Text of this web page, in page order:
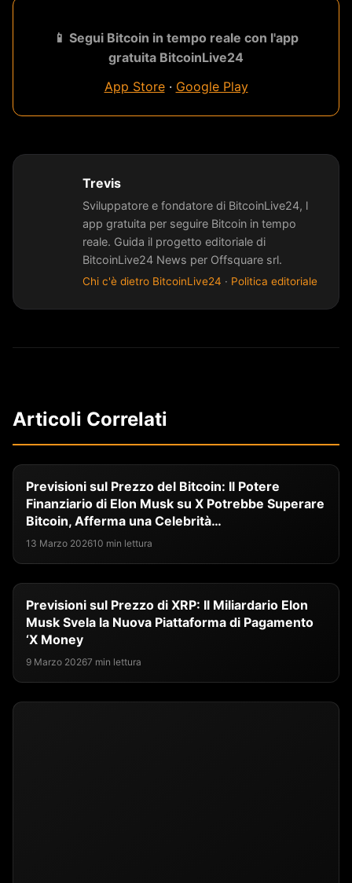
📱 Segui Bitcoin in tempo reale con l'app
gratuita BitcoinLive24
App Store· Google Play
Trevis
Sviluppatore e fondatore di BitcoinLive24, l
app gratuita per seguire Bitcoin in tempo
reale. Guida il progetto editoriale di
BitcoinLive24 News per Offsquare srl.
Chi c'è dietro BitcoinLive24 · Politica editoriale
Articoli Correlati
Previsioni sul Prezzo del Bitcoin: Il Potere
Finanziario di Elon Musk su X Potrebbe Superare
Bitcoin, Afferma una Celebrità…
13 Marzo 202610 min lettura
Previsioni sul Prezzo di XRP: Il Miliardario Elon
Musk Svela la Nuova Piattaforma di Pagamento
‘X Money
9 Marzo 20267 min lettura